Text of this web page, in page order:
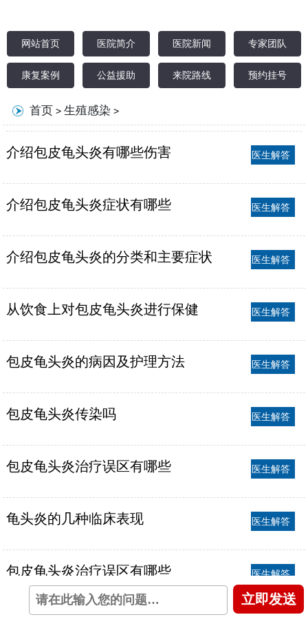
网站首页 医院简介 医院新闻 专家团队
康复案例 公益援助 来院路线 预约挂号
首页 >生殖感染 >
介绍包皮龟头炎有哪些伤害 医生解答
介绍包皮龟头炎症状有哪些 医生解答
介绍包皮龟头炎的分类和主要症状 医生解答
从饮食上对包皮龟头炎进行保健 医生解答
包皮龟头炎的病因及护理方法 医生解答
包皮龟头炎传染吗 医生解答
包皮龟头炎治疗误区有哪些 医生解答
龟头炎的几种临床表现 医生解答
包皮龟头炎治疗误区有哪些 医生解答
立即发送